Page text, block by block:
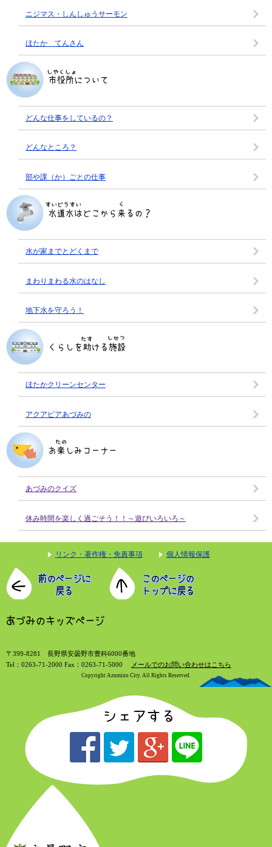
ニジマス・しんしゅうサーモン
ほたか てんさん
どんな仕事をしているの？
どんなところ？
部や課（か）ごとの仕事
水が家までとどくまで
まわりまわる水のはなし
地下水を守ろう！
ほたかクリーンセンター
アクアピアあづみの
あづみのクイズ
休み時間を楽しく過ごそう！！～遊びいろいろ～
リンク・著作権・免責事項 個人情報保護
〒399-8281 長野県安曇野市豊科6000番地
Tel：0263-71-2000 Fax：0263-71-5000
メールでのお問い合わせはこちら
Copyright Azumino City. All Rights Reserved.